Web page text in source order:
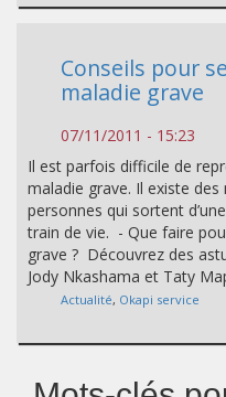
Conseils pour
maladie grave
07/11/2011 - 15:23
Il est parfois difficile de
maladie grave. Il existe
personnes qui sortent
train de vie. - Que faire
grave ? Découvrez des
Jody Nkashama et Taty
Actualité, Okapi service